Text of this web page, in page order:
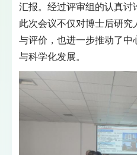
汇报。经过评审组的认真讨
此次会议不仅对博士后研
与评价，也进一步推动了
与科学化发展。